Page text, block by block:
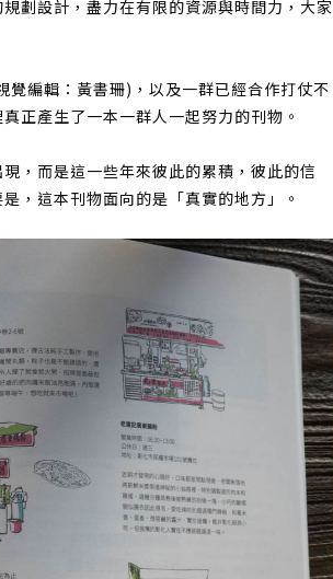
劃設計，盡力在有限的資源與時間力，大家
編輯：黃書珊)，以及一群已經合作打仗不
正產生了一本一群人一起努力的刊物。
，而是這一些年來彼此的累積，彼此的信
，這本刊物面向的是「真實的地方」。